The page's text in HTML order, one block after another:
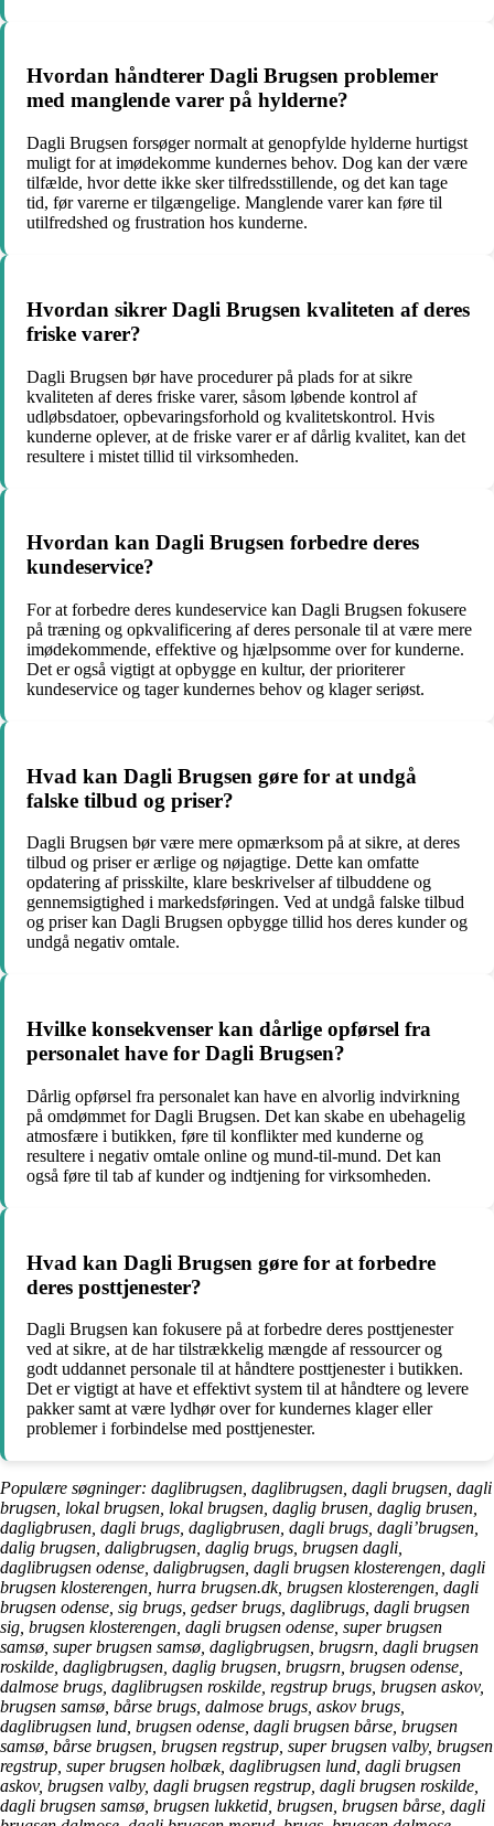
Hvordan håndterer Dagli Brugsen problemer
med manglende varer på hylderne?
Dagli Brugsen forsøger normalt at genopfylde hylderne hurtigst
muligt for at imødekomme kundernes behov. Dog kan der være
tilfælde, hvor dette ikke sker tilfredsstillende, og det kan tage
tid, før varerne er tilgængelige. Manglende varer kan føre til
utilfredshed og frustration hos kunderne.
Hvordan sikrer Dagli Brugsen kvaliteten af ​​deres
friske varer?
Dagli Brugsen bør have procedurer på plads for at sikre
kvaliteten af ​​deres friske varer, såsom løbende kontrol af
udløbsdatoer, opbevaringsforhold og kvalitetskontrol. Hvis
kunderne oplever, at de friske varer er af dårlig kvalitet, kan det
resultere i mistet tillid til virksomheden.
Hvordan kan Dagli Brugsen forbedre deres
kundeservice?
For at forbedre deres kundeservice kan Dagli Brugsen fokusere
på træning og opkvalificering af deres personale til at være mere
imødekommende, effektive og hjælpsomme over for kunderne.
Det er også vigtigt at opbygge en kultur, der prioriterer
kundeservice og tager kundernes behov og klager seriøst.
Hvad kan Dagli Brugsen gøre for at undgå
falske tilbud og priser?
Dagli Brugsen bør være mere opmærksom på at sikre, at deres
tilbud og priser er ærlige og nøjagtige. Dette kan omfatte
opdatering af prisskilte, klare beskrivelser af tilbuddene og
gennemsigtighed i markedsføringen. Ved at undgå falske tilbud
og priser kan Dagli Brugsen opbygge tillid hos deres kunder og
undgå negativ omtale.
Hvilke konsekvenser kan dårlige opførsel fra
personalet have for Dagli Brugsen?
Dårlig opførsel fra personalet kan have en alvorlig indvirkning
på omdømmet for Dagli Brugsen. Det kan skabe en ubehagelig
atmosfære i butikken, føre til konflikter med kunderne og
resultere i negativ omtale online og mund-til-mund. Det kan
også føre til tab af kunder og indtjening for virksomheden.
Hvad kan Dagli Brugsen gøre for at forbedre
deres posttjenester?
Dagli Brugsen kan fokusere på at forbedre deres posttjenester
ved at sikre, at de har tilstrækkelig mængde af ressourcer og
godt uddannet personale til at håndtere posttjenester i butikken.
Det er vigtigt at have et effektivt system til at håndtere og levere
pakker samt at være lydhør over for kundernes klager eller
problemer i forbindelse med posttjenester.
Populære søgninger: daglibrugsen, daglibrugsen, dagli brugsen, dagli
brugsen, lokal brugsen, lokal brugsen, daglig brusen, daglig brusen,
dagligbrusen, dagli brugs, dagligbrusen, dagli brugs, dagli’brugsen,
dalig brugsen, daligbrugsen, daglig brugs, brugsen dagli,
daglibrugsen odense, daligbrugsen, dagli brugsen klosterengen, dagli
brugsen klosterengen, hurra brugsen.dk, brugsen klosterengen, dagli
brugsen odense, sig brugs, gedser brugs, daglibrugs, dagli brugsen
sig, brugsen klosterengen, dagli brugsen odense, super brugsen
samsø, super brugsen samsø, dagligbrugsen, brugsrn, dagli brugsen
roskilde, dagligbrugsen, daglig brugsen, brugsrn, brugsen odense,
dalmose brugs, daglibrugsen roskilde, regstrup brugs, brugsen askov,
brugsen samsø, bårse brugs, dalmose brugs, askov brugs,
daglibrugsen lund, brugsen odense, dagli brugsen bårse, brugsen
samsø, bårse brugsen, brugsen regstrup, super brugsen valby, brugsen
regstrup, super brugsen holbæk, daglibrugsen lund, dagli brugsen
askov, brugsen valby, dagli brugsen regstrup, dagli brugsen roskilde,
dagli brugsen samsø, brugsen lukketid, brugsen, brugsen bårse, dagli